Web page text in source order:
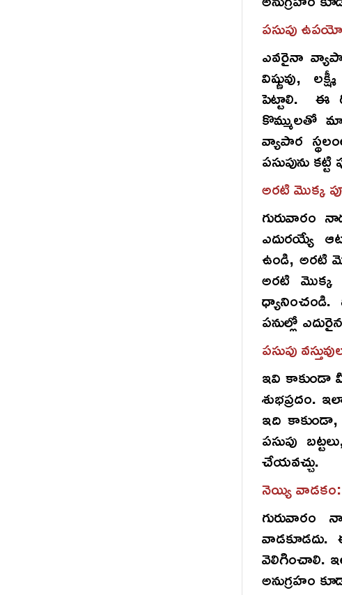
పసుపు
ఎవరైనా
విష్ణువు,
పెట్టాలి. ఈ
కొమ్ములతో
వ్యాపార
పసుపును
అరటి మొక్క
గురువారం
ఎదురయ్యే
ఉండి, అరటి
అరటి మొక్క
పనుల్లో
పసుపు
ఇవి కాకుండా
శుభప్రదం.
ఇది
పసుపు
చేయవచ్చు.
నెయ్యి వాడకం:
గురువారం
వెలిగించాలి.
అనుగ్రహం